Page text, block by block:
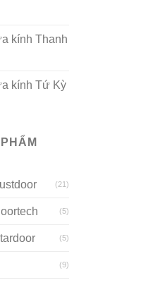
kính Thanh
kính Tứ Kỳ
(21)
(5)
(5)
(9)